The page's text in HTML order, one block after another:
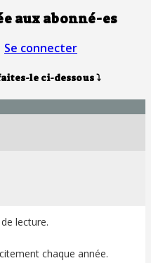
aux abonné-es
Se connecter
le ci-dessous⤵
lecture.
chaque année.